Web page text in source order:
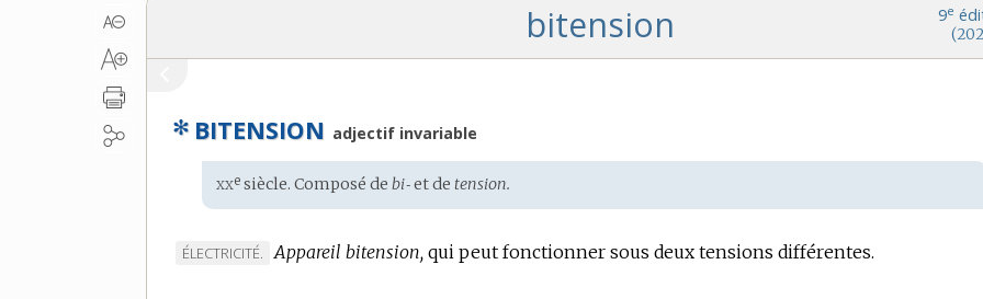
9e
bitension
✻ BITENSION adjectif invariable
Étymologie
:
xxe siècle. Composé debi‑et detension.
MARQUE
ÉLECTRICITÉ. Appareil bitension, qui peut fonctionner sous deux tensions différentes.